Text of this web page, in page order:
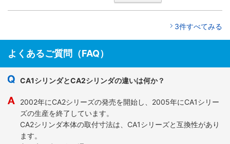
3件すべてみる
よくあるご質問（FAQ）
CA1シリンダとCA2シリンダの違いは何か？
2002年にCA2シリーズの発売を開始し、2005年にCA1シリー
ズの生産を終了しています。
CA2シリンダ本体の取付寸法は、CA1シリーズと互換性があり
ます。